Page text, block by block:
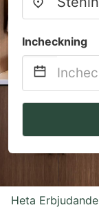
Incheckning
to
with
the
Heta